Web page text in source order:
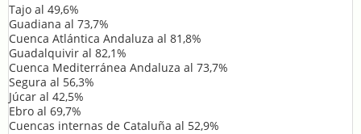
Tajo al 49,6%
Guadiana al 73,7%
Cuenca Atlántica Andaluza al 81,8%
Guadalquivir al 82,1%
Cuenca Mediterránea Andaluza al 73,7%
Segura al 56,3%
Júcar al 42,5%
Ebro al 69,7%
Cuencas internas de Cataluña al 52,9%